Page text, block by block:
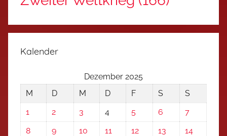
Kalender
Dezember 2025
M
D M D F S
S
1
2 3 4 5 6
7
8
9 10 11 12 13
14